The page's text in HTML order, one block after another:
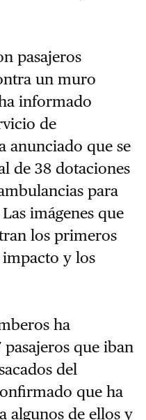
pasajeros
un muro
informado
de
anunciado que se
de 38 dotaciones
para
imágenes que
los primeros
y los
ha
que iban
del
que ha
algunos de ellos y